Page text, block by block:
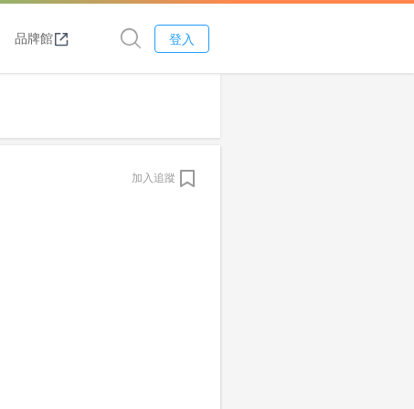
品牌館 登入
加入追蹤